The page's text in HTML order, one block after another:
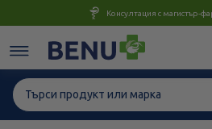
Консултация с магистър-